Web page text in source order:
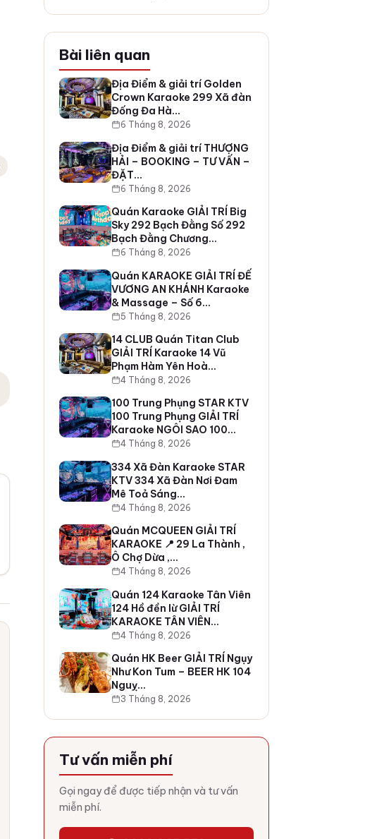
Bài liên quan
Địa Điểm & giải trí Golden
Crown Karaoke 299 Xã đàn
Đống Đa Hà…
6 Tháng 8, 2026
Địa Điểm & giải trí THƯỢNG
HẢI – BOOKING – TƯ VẤN –
ĐẶT…
6 Tháng 8, 2026
Quán Karaoke GIẢI TRÍ Big
Sky 292 Bạch Đằng Số 292
Bạch Đằng Chương…
6 Tháng 8, 2026
Quán KARAOKE GIẢI TRÍ ĐẾ
VƯƠNG AN KHÁNH Karaoke
& Massage – Số 6…
5 Tháng 8, 2026
14 CLUB Quán Titan Club
GIẢI TRÍ Karaoke 14 Vũ
Phạm Hàm Yên Hoà…
4 Tháng 8, 2026
100 Trung Phụng STAR KTV
100 Trung Phụng GIẢI TRÍ
Karaoke NGÔI SAO 100…
4 Tháng 8, 2026
334 Xã Đàn Karaoke STAR
KTV 334 Xã Đàn Nơi Đam
Mê Toả Sáng…
4 Tháng 8, 2026
Quán MCQUEEN GIẢI TRÍ
KARAOKE 📍 29 La Thành ,
Ô Chợ Dừa ,…
4 Tháng 8, 2026
Quán 124 Karaoke Tân Viên
124 Hồ đền lừ GIẢI TRÍ
KARAOKE TÂN VIÊN…
4 Tháng 8, 2026
Quán HK Beer GIẢI TRÍ Ngụy
Như Kon Tum – BEER HK 104
Nguỵ…
3 Tháng 8, 2026
Tư vấn miễn phí
Gọi ngay để được tiếp nhận và tư vấn
miễn phí.